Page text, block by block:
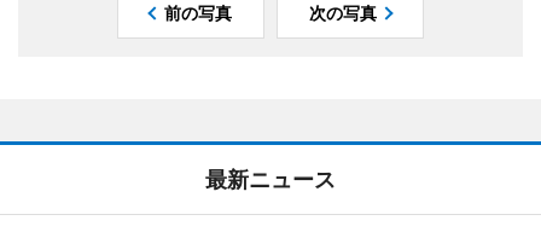
前の写真 次の写真
最新ニュース